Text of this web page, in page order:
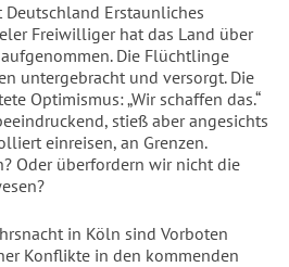
Erstaunliches
Freiwilliger hat das Land über
Die Flüchtlinge
untergebracht und versorgt. Die
Optimismus: „Wir schaffen das.“
stieß aber angesichts
einreisen, an Grenzen.
Oder überfordern wir nicht die
in Köln sind Vorboten
Konflikte in den kommenden